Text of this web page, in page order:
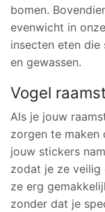
bomen.
evenwicht in
insecten eten
en gewassen.
Vogel
Als je jouw
zorgen te maken
jouw stickers
zodat je ze veilig
ze erg
zonder dat je